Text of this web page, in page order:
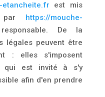
etancheite.fr est mis
par https://mouche-
De la
légales peuvent être
: elles s'imposent
qui est invité à s'y
afin d'en prendre